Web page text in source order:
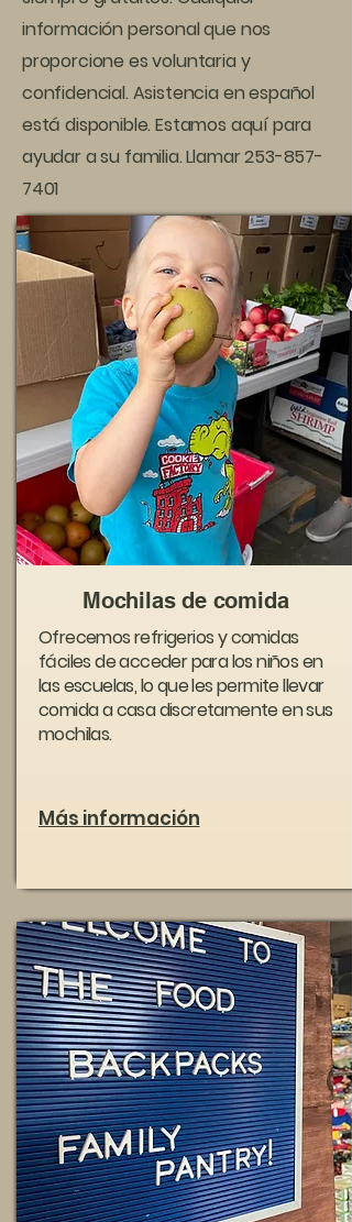
información personal que nos
proporcione es voluntaria y
confidencial. Asistencia en español
está disponible. Estamos aquí para
ayudar a su familia. Llamar253-857-
7401
Mochilas de comida
Ofrecemos refrigerios y comidas
fáciles de acceder para los niños en
las escuelas, lo que les permite llevar
comida a casa discretamente en sus
mochilas.
Más información